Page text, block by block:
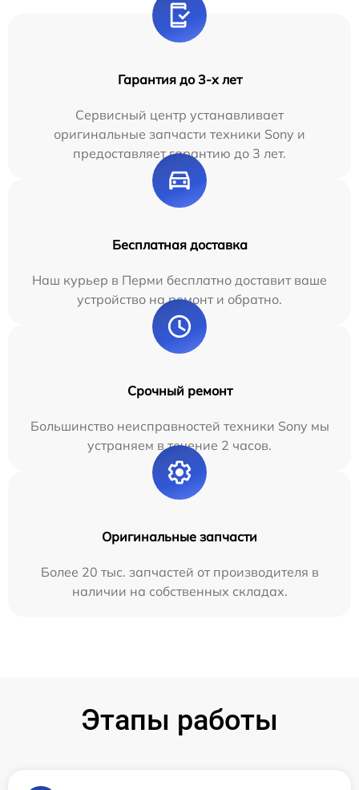
Гарантия до 3-х лет
Сервисный центр устанавливает
оригинальные запчасти техники Sony и
предоставляет гарантию до 3 лет.
Бесплатная доставка
Наш курьер в Перми бесплатно доставит ваше
устройство на ремонт и обратно.
Срочный ремонт
Большинство неисправностей техники Sony мы
устраняем в течение 2 часов.
Оригинальные запчасти
Более 20 тыс. запчастей от производителя в
наличии на собственных складах.
Этапы работы